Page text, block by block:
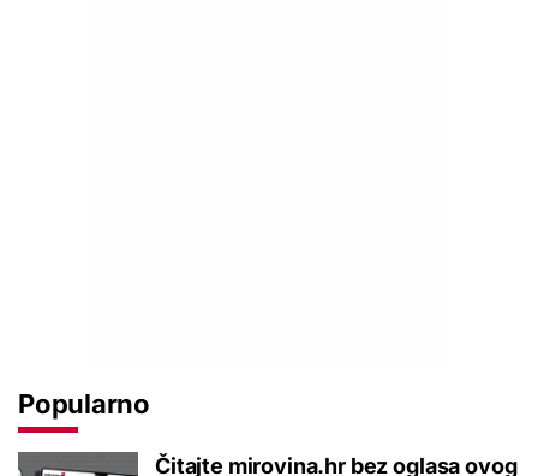
Popularno
Čitajte mirovina.hr bez oglasa ovog